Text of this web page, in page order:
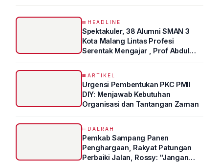
HEADLINE
Spektakuler, 38 Alumni SMAN 3
Kota Malang Lintas Profesi
Serentak Mengajar , Prof Abdul
ARTIKEL
Urgensi Pembentukan PKC PMII
DIY: Menjawab Kebutuhan
Organisasi dan Tantangan Zaman
DAERAH
Pemkab Sampang Panen
Penghargaan, Rakyat Patungan
Perbaiki Jalan, Rossy: "Jangan